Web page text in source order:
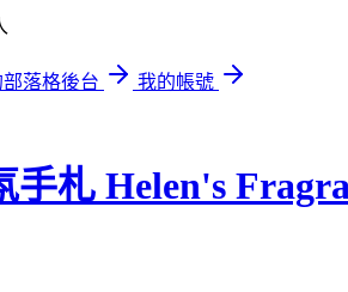
落格後台
我的帳號
手札 Helen's